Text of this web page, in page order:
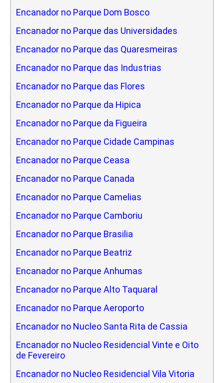
Encanador no Parque Dom Bosco
Encanador no Parque das Universidades
Encanador no Parque das Quaresmeiras
Encanador no Parque das Industrias
Encanador no Parque das Flores
Encanador no Parque da Hipica
Encanador no Parque da Figueira
Encanador no Parque Cidade Campinas
Encanador no Parque Ceasa
Encanador no Parque Canada
Encanador no Parque Camelias
Encanador no Parque Camboriu
Encanador no Parque Brasilia
Encanador no Parque Beatriz
Encanador no Parque Anhumas
Encanador no Parque Alto Taquaral
Encanador no Parque Aeroporto
Encanador no Nucleo Santa Rita de Cassia
Encanador no Nucleo Residencial Vinte e Oito
de Fevereiro
Encanador no Nucleo Residencial Vila Vitoria